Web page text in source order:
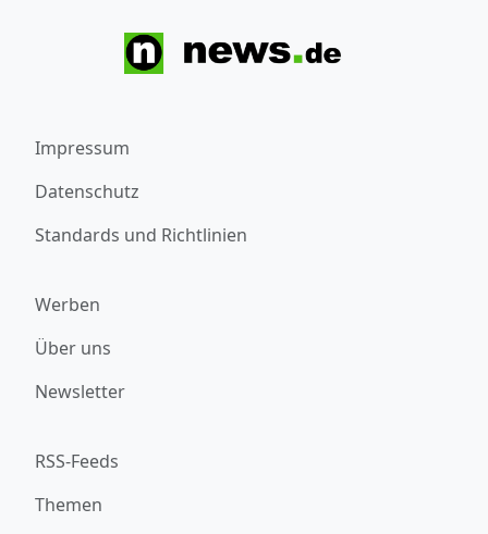
Impressum
Datenschutz
Standards und Richtlinien
Werben
Über uns
Newsletter
RSS-Feeds
Themen